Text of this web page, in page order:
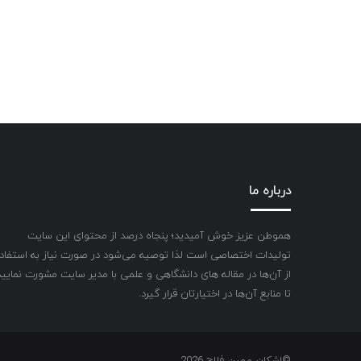
درباره ما
هموطن عزیز خوش آمیدید؛ پنجاه درصد از محتوای این سایت
تولیدات اختصاصی است لذا توصیه می‌شود در صورت نیاز به
از آن‌ها در مقاله های دانشگاهی و علمی با مدیر سایت مشورت
تا منابع آن‌ها در اختیارتان قرار گیرد.